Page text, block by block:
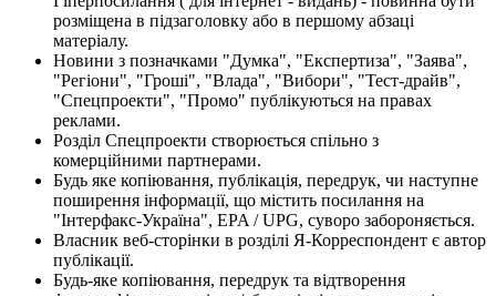
розміщена в підзаголовку або в першому абзаці
матеріалу.
Новини з позначками "Думка", "Експертиза", "Заява",
"Регіони", "Гроші", "Влада", "Вибори", "Тест-драйв",
"Спецпроекти", "Промо" публікуються на правах
реклами.
Розділ Спецпроекти створюється спільно з
комерційними партнерами.
Будь яке копіювання, публікація, передрук, чи наступне
поширення інформації, що містить посилання на
"Інтерфакс-Україна", EPA / UPG, суворо забороняється.
Власник веб-сторінки в розділі Я-Корреспондент є автор
публікації.
Будь-яке копіювання, передрук та відтворення